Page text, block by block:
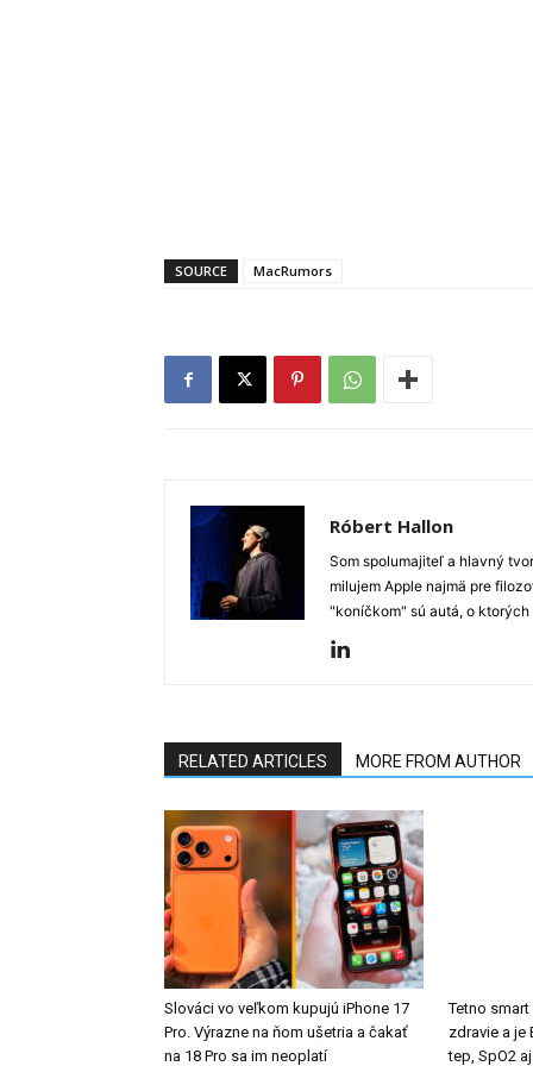
SOURCE MacRumors
Róbert Hallon
Som spolumajiteľ a hlavný
milujem Apple najmä pre
"koníčkom" sú autá, o
RELATED ARTICLES MORE FROM AUTHOR
Slováci vo veľkom kupujú iPhone 17
Pro. Výrazne na ňom ušetria a čakať
na 18 Pro sa im neoplatí
Tetno
zdravie a je
tep, SpO2